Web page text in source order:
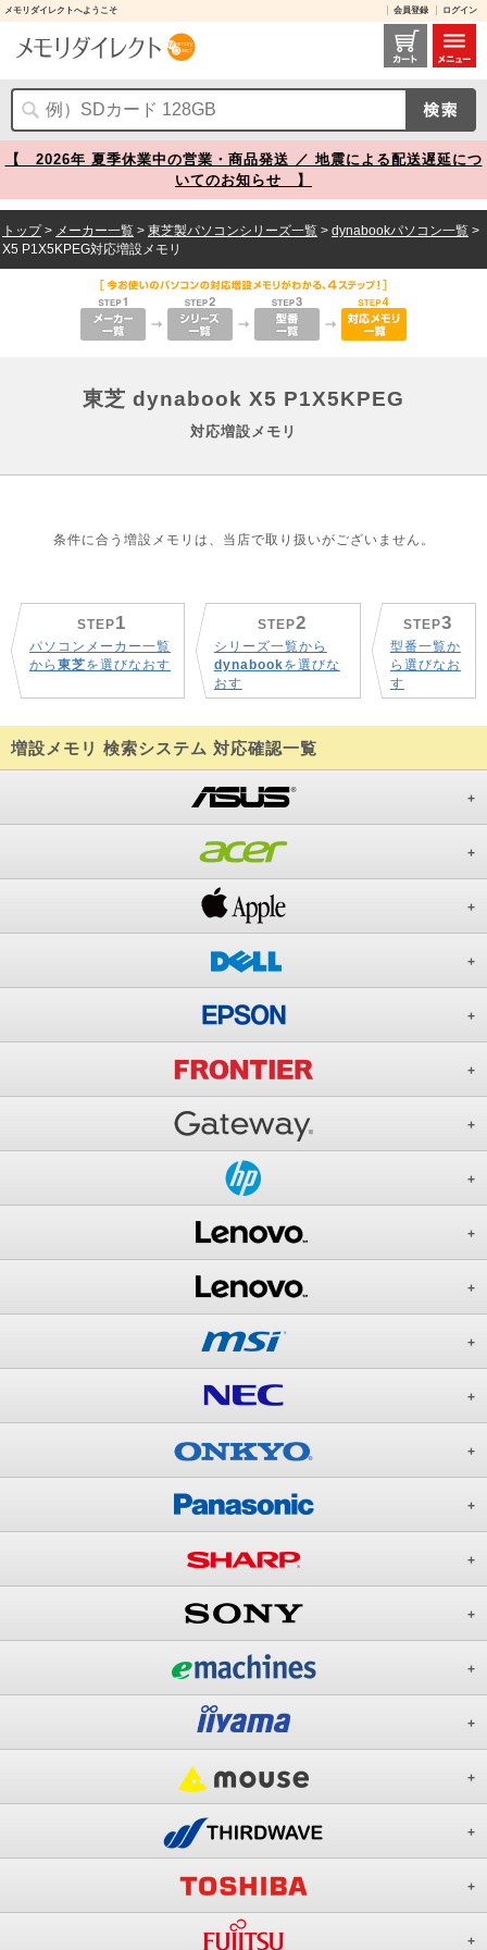
メモリダイレクトへようこそ 会員登録 ログイン
東芝 dynabook X5 P1X5KPEG 対応増設メモリ メモリダイレクト
【 2026年 夏季休業中の営業・商品発送 ／ 地震による配送遅延につ
いてのお知らせ 】
トップ> メーカー一覧 > 東芝製パソコンシリーズ一覧 > dynabookパソコン一覧 >
X5 P1X5KPEG対応増設メモリ
東芝 dynabook X5 P1X5KPEG
対応増設メモリ
条件に合う増設メモリは、当店で取り扱いがございません。
STEP1
パソコンメーカー一覧
から 東芝を選びなおす
STEP2
シリーズ一覧から
dynabookを選びな
おす
STEP3
型番一覧か
ら選びなお
す
増設メモリ 検索システム 対応確認一覧